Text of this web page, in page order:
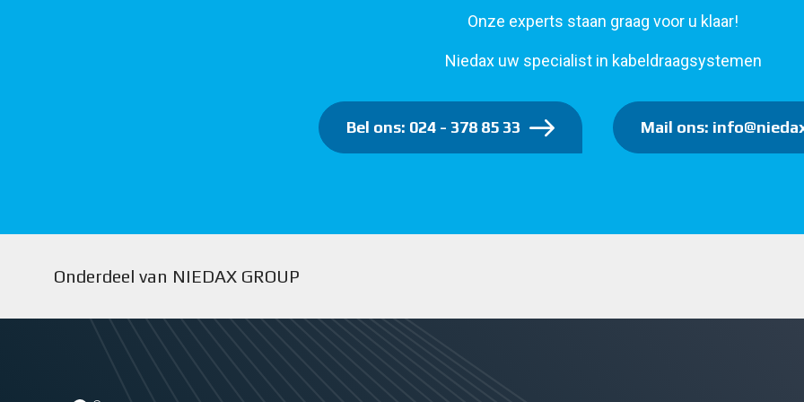
Onze experts staan graag voor u klaar!
Niedax uw specialist in kabeldraagsystemen
Bel ons: 024 - 378 85 33 Mail ons:
Onderdeel van NIEDAX GROUP